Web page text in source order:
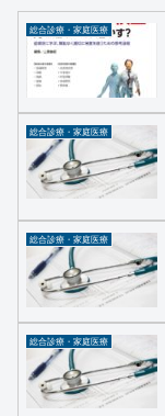
総合診療・家庭医療
総合診療・家庭医療
総合診療・家庭医療
総合診療・家庭医療